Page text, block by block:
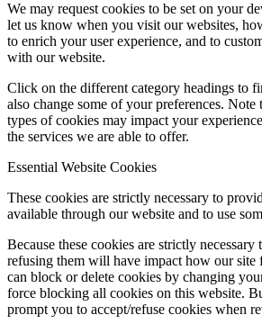
We may request cookies to be set on your
let us know when you visit our websites,
to enrich your user experience, and to
with our website.
Click on the different category headings to
also change some of your preferences. Note
types of cookies may impact your
the services we are able to offer.
Essential Website Cookies
These cookies are strictly necessary to
available through our website and to use
Because these cookies are strictly
refusing them will have impact how our site
can block or delete cookies by changing
force blocking all cookies on this website.
prompt you to accept/refuse cookies when